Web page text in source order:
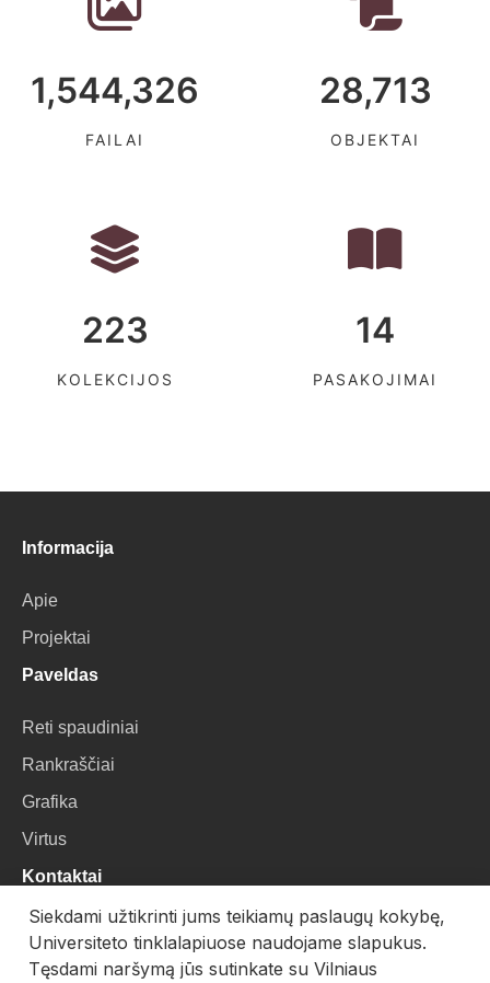
1,544,326
FAILAI
28,713
OBJEKTAI
223
KOLEKCIJOS
14
PASAKOJIMAI
Informacija
Apie
Projektai
Paveldas
Reti spaudiniai
Rankraščiai
Grafika
Virtus
Kontaktai
VU Biblioteka
Universiteto g. 3, LT-01122, Vilnius
Siekdami užtikrinti jums teikiamų paslaugų kokybę,
Universiteto tinklalapiuose naudojame slapukus.
Tęsdami naršymą jūs sutinkate su Vilniaus